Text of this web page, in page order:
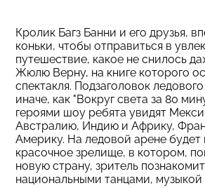
Кролик Багз Банни и его друзья,
коньки, чтобы отправиться в
путешествие, какое не снилось
Жюлю Верну, на книге которого
спектакля. Подзаголовок
иначе, как "Вокруг света за 80
героями шоу ребята увидят
Австралию, Индию и Африку,
Америку. На ледовой арене будет
красочное зрелище, в котором,
новую страну, зритель
национальными танцами,